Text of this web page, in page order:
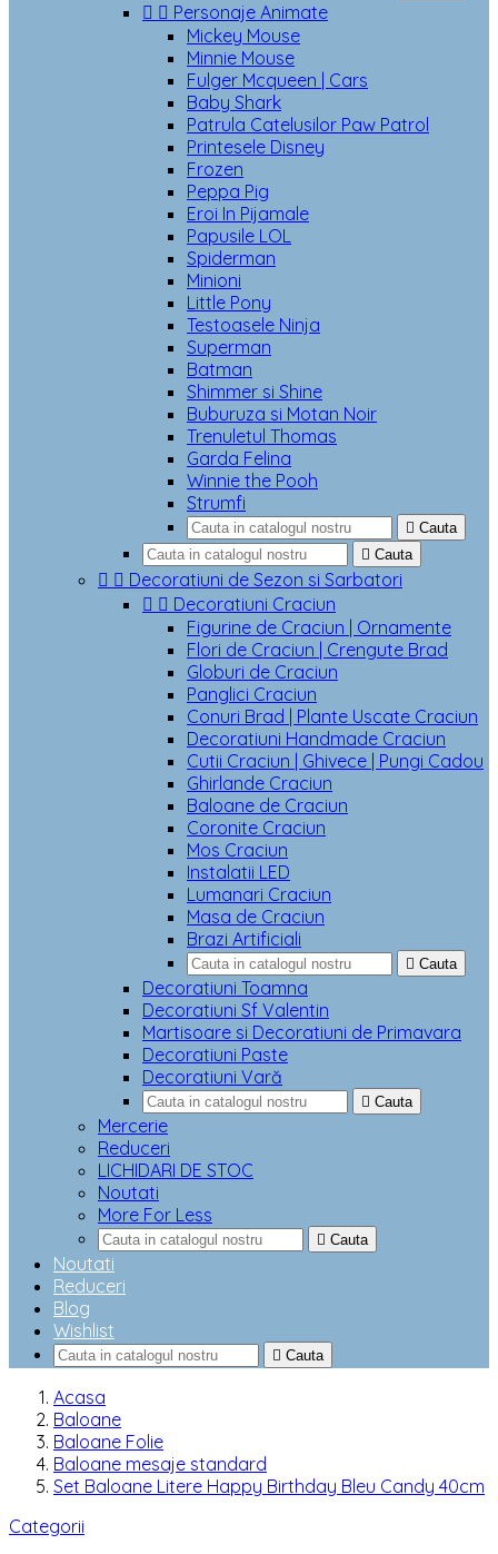
  Personaje Animate
Mickey Mouse
Minnie Mouse
Fulger Mcqueen | Cars
Baby Shark
Patrula Catelusilor Paw Patrol
Printesele Disney
Frozen
Peppa Pig
Eroi In Pijamale
Papusile LOL
Spiderman
Minioni
Little Pony
Testoasele Ninja
Superman
Batman
Shimmer si Shine
Buburuza si Motan Noir
Trenuletul Thomas
Garda Felina
Winnie the Pooh
Strumfi
 Cauta
 Cauta
  Decoratiuni de Sezon si Sarbatori
  Decoratiuni Craciun
Figurine de Craciun | Ornamente
Flori de Craciun | Crengute Brad
Globuri de Craciun
Panglici Craciun
Conuri Brad | Plante Uscate Craciun
Decoratiuni Handmade Craciun
Cutii Craciun | Ghivece | Pungi Cadou
Ghirlande Craciun
Baloane de Craciun
Coronite Craciun
Mos Craciun
Instalatii LED
Lumanari Craciun
Masa de Craciun
Brazi Artificiali
 Cauta
Decoratiuni Toamna
Decoratiuni Sf Valentin
Martisoare si Decoratiuni de Primavara
Decoratiuni Paste
Decoratiuni Vară
 Cauta
Mercerie
Reduceri
LICHIDARI DE STOC
Noutati
More For Less
 Cauta
Noutati
Reduceri
Blog
Wishlist
 Cauta
Acasa
Baloane
Baloane Folie
Baloane mesaje standard
Set Baloane Litere Happy Birthday Bleu Candy 40cm
Categorii